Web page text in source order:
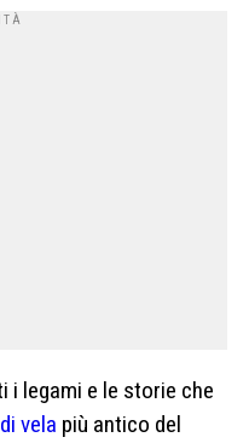
i legami e le storie che
vela più antico del